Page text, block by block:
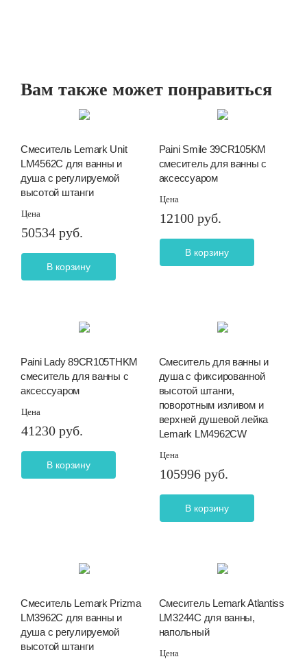
Вам также может понравиться
Смеситель Lemark Unit
LM4562C для ванны и
душа с регулируемой
высотой штанги
Цена
50534 руб.
В корзину
Paini Smile 39CR105KM
смеситель для ванны с
аксессуаром
Цена
12100 руб.
В корзину
Paini Lady 89CR105THKM
смеситель для ванны с
аксессуаром
Цена
41230 руб.
В корзину
Смеситель для ванны и
душа с фиксированной
высотой штанги,
поворотным изливом и
верхней душевой лейка
Lemark LM4962CW
Цена
105996 руб.
В корзину
Смеситель Lemark Prizma
LM3962C для ванны и
душа с регулируемой
высотой штанги
Смеситель Lemark Atlantiss
LM3244C для ванны,
напольный
Цена